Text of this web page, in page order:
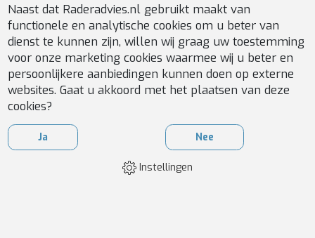
Opleidingen en Software
Gebouwveiligheid
Installatiebeheer
WEBDESIGNBYAPPLEPIE
Naast dat Raderadvies.nl gebruikt maakt van
functionele en analytische cookies om u beter van
dienst te kunnen zijn, willen wij graag uw toestemming
voor onze marketing cookies waarmee wij u beter en
persoonlijkere aanbiedingen kunnen doen op externe
websites. Gaat u akkoord met het plaatsen van deze
cookies?
Ja Nee
Instellingen